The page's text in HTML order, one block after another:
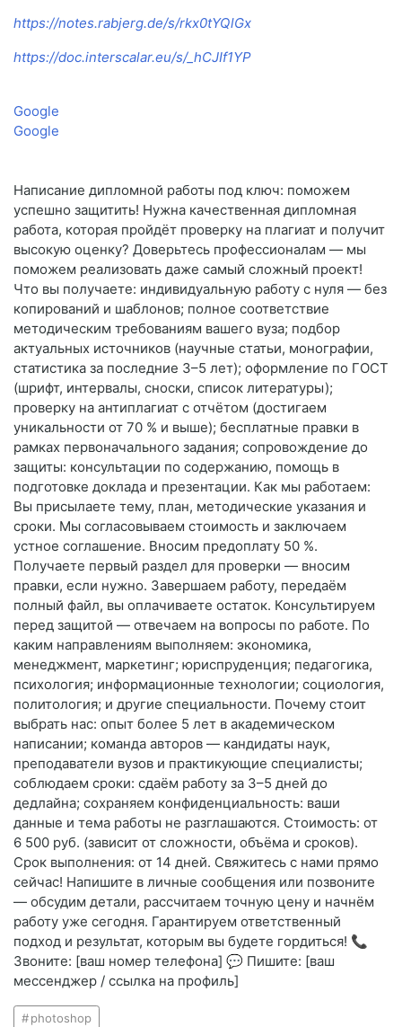
https://notes.rabjerg.de/s/rkx0tYQlGx
https://doc.interscalar.eu/s/_hCJIf1YP
Google
Google
Написание дипломной работы под ключ: поможем
успешно защитить! Нужна качественная дипломная
работа, которая пройдёт проверку на плагиат и получит
высокую оценку? Доверьтесь профессионалам — мы
поможем реализовать даже самый сложный проект!
Что вы получаете: индивидуальную работу с нуля — без
копирований и шаблонов; полное соответствие
методическим требованиям вашего вуза; подбор
актуальных источников (научные статьи, монографии,
статистика за последние 3–5 лет); оформление по ГОСТ
(шрифт, интервалы, сноски, список литературы);
проверку на антиплагиат с отчётом (достигаем
уникальности от 70 % и выше); бесплатные правки в
рамках первоначального задания; сопровождение до
защиты: консультации по содержанию, помощь в
подготовке доклада и презентации. Как мы работаем:
Вы присылаете тему, план, методические указания и
сроки. Мы согласовываем стоимость и заключаем
устное соглашение. Вносим предоплату 50 %.
Получаете первый раздел для проверки — вносим
правки, если нужно. Завершаем работу, передаём
полный файл, вы оплачиваете остаток. Консультируем
перед защитой — отвечаем на вопросы по работе. По
каким направлениям выполняем: экономика,
менеджмент, маркетинг; юриспруденция; педагогика,
психология; информационные технологии; социология,
политология; и другие специальности. Почему стоит
выбрать нас: опыт более 5 лет в академическом
написании; команда авторов — кандидаты наук,
преподаватели вузов и практикующие специалисты;
соблюдаем сроки: сдаём работу за 3–5 дней до
дедлайна; сохраняем конфиденциальность: ваши
данные и тема работы не разглашаются. Стоимость: от
6 500 руб. (зависит от сложности, объёма и сроков).
Срок выполнения: от 14 дней. Свяжитесь с нами прямо
сейчас! Напишите в личные сообщения или позвоните
— обсудим детали, рассчитаем точную цену и начнём
работу уже сегодня. Гарантируем ответственный
подход и результат, которым вы будете гордиться! 📞
Звоните: [ваш номер телефона] 💬 Пишите: [ваш
мессенджер / ссылка на профиль]
photoshop